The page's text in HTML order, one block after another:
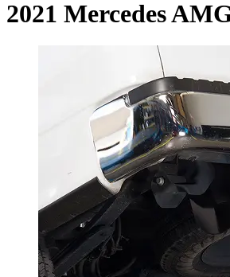
2021 Mercedes